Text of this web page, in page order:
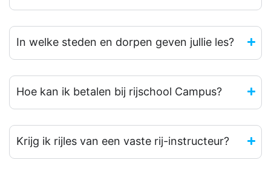
In welke steden en dorpen geven jullie les?
Hoe kan ik betalen bij rijschool Campus?
Krijg ik rijles van een vaste rij-instructeur?